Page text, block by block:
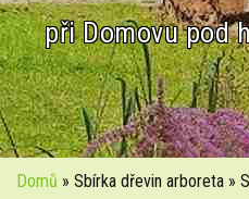
při Domovu pod
Domů » Sbírka dřevin arboreta »